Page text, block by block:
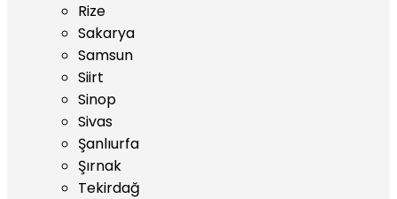
Rize
Sakarya
Samsun
Siirt
Sinop
Sivas
Şanlıurfa
Şırnak
Tekirdağ